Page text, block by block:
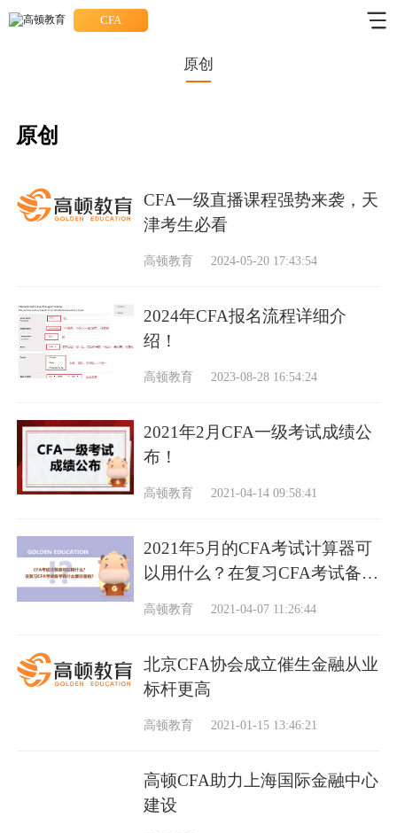
CFA
原创
原创
CFA一级直播课程强势来袭，天
津考生必看
高顿教育 2024-05-20 17:43:54
2024年CFA报名流程详细介
绍！
高顿教育 2023-08-28 16:54:24
2021年2月CFA一级考试成绩公
布！
高顿教育 2021-04-14 09:58:41
2021年5月的CFA考试计算器可
以用什么？在复习CFA考试备考
有什么要注意的？
高顿教育 2021-04-07 11:26:44
北京CFA协会成立催生金融从业
标杆更高
高顿教育 2021-01-15 13:46:21
高顿CFA助力上海国际金融中心
建设